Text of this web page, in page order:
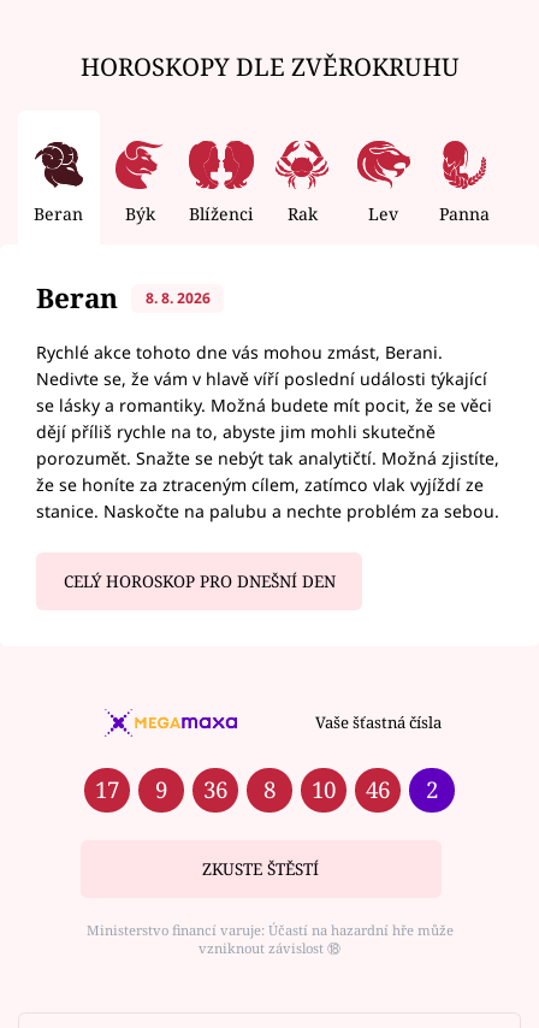
HOROSKOPY DLE ZVĚROKRUHU
Beran Býk Blíženci Rak Lev Panna
Beran 8. 8. 2026
Rychlé akce tohoto dne vás mohou zmást, Berani.
Nedivte se, že vám v hlavě víří poslední události týkající
se lásky a romantiky. Možná budete mít pocit, že se věci
dějí příliš rychle na to, abyste jim mohli skutečně
porozumět. Snažte se nebýt tak analytičtí. Možná zjistíte,
že se honíte za ztraceným cílem, zatímco vlak vyjíždí ze
stanice. Naskočte na palubu a nechte problém za sebou.
CELÝ HOROSKOP PRO DNEŠNÍ DEN
Vaše šťastná čísla
17 9 36 8 10 46 2
ZKUSTE ŠTĚSTÍ
Ministerstvo financí varuje: Účastí na hazardní hře může
vzniknout závislost ⑱